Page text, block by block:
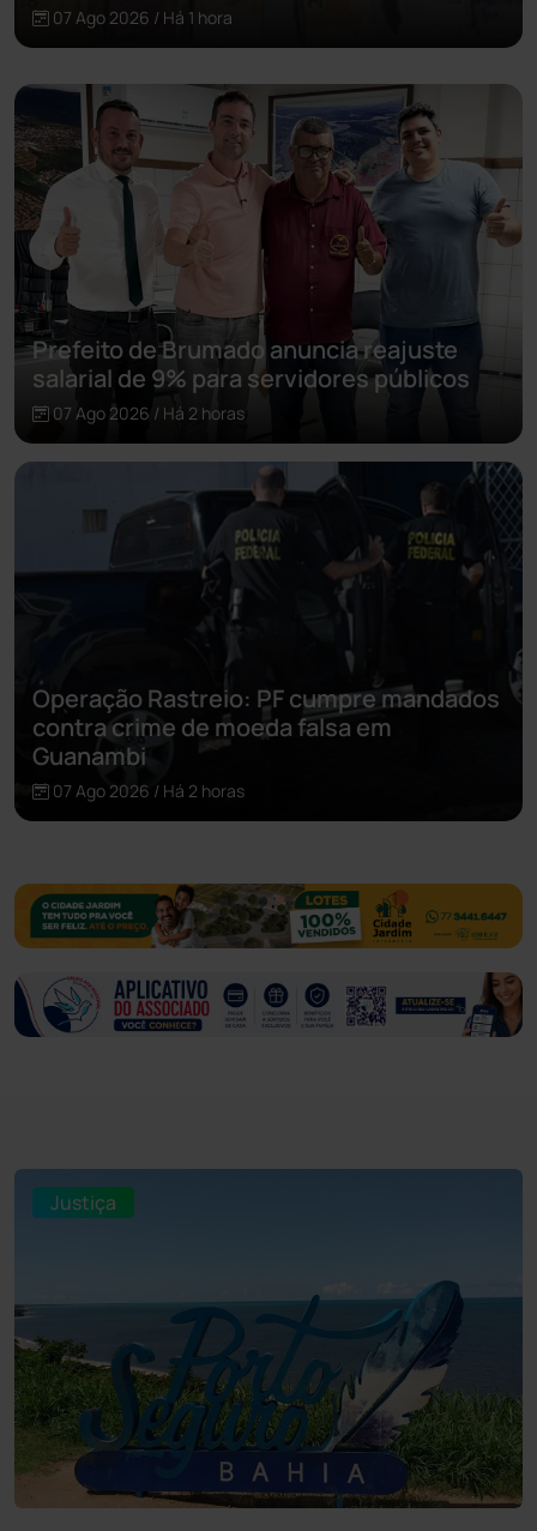
07 Ago 2026 / Há 1 hora
Prefeito de Brumado anuncia reajuste
salarial de 9% para servidores públicos
07 Ago 2026 / Há 2 horas
Operação Rastreio: PF cumpre mandados
contra crime de moeda falsa em
Guanambi
07 Ago 2026 / Há 2 horas
Justiça